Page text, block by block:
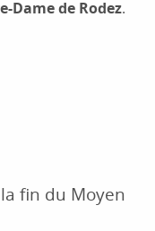
Dame de Rodez.
fin du Moyen